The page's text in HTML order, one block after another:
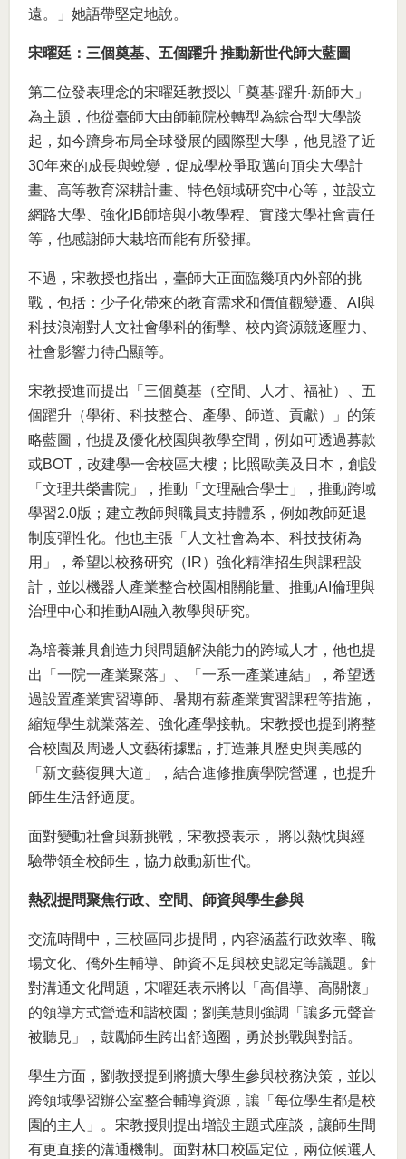
遠。」她語帶堅定地說。
宋曜廷：三個奠基、五個躍升 推動新世代師大藍圖
第二位發表理念的宋曜廷教授以「奠基‧躍升‧新師大」
為主題，他從臺師大由師範院校轉型為綜合型大學談
起，如今躋身布局全球發展的國際型大學，他見證了近
30年來的成長與蛻變，促成學校爭取邁向頂尖大學計
畫、高等教育深耕計畫、特色領域研究中心等，並設立
網路大學、強化IB師培與小教學程、實踐大學社會責任
等，他感謝師大栽培而能有所發揮。
不過，宋教授也指出，臺師大正面臨幾項內外部的挑
戰，包括：少子化帶來的教育需求和價值觀變遷、AI與
科技浪潮對人文社會學科的衝擊、校內資源競逐壓力、
社會影響力待凸顯等。
宋教授進而提出「三個奠基（空間、人才、福祉）、五
個躍升（學術、科技整合、產學、師道、貢獻）」的策
略藍圖，他提及優化校園與教學空間，例如可透過募款
或BOT，改建學一舍校區大樓；比照歐美及日本，創設
「文理共榮書院」，推動「文理融合學士」，推動跨域
學習2.0版；建立教師與職員支持體系，例如教師延退
制度彈性化。他也主張「人文社會為本、科技技術為
用」，希望以校務研究（IR）強化精準招生與課程設
計，並以機器人產業整合校園相關能量、推動AI倫理與
治理中心和推動AI融入教學與研究。
為培養兼具創造力與問題解決能力的跨域人才，他也提
出「一院一產業聚落」、「一系一產業連結」，希望透
過設置產業實習導師、暑期有薪產業實習課程等措施，
縮短學生就業落差、強化產學接軌。宋教授也提到將整
合校園及周邊人文藝術據點，打造兼具歷史與美感的
「新文藝復興大道」，結合進修推廣學院營運，也提升
師生生活舒適度。
面對變動社會與新挑戰，宋教授表示， 將以熱忱與經
驗帶領全校師生，協力啟動新世代。
熱烈提問聚焦行政、空間、師資與學生參與
交流時間中，三校區同步提問，內容涵蓋行政效率、職
場文化、僑外生輔導、師資不足與校史認定等議題。針
對溝通文化問題，宋曜廷表示將以「高倡導、高關懷」
的領導方式營造和諧校園；劉美慧則強調「讓多元聲音
被聽見」，鼓勵師生跨出舒適圈，勇於挑戰與對話。
學生方面，劉教授提到將擴大學生參與校務決策，並以
跨領域學習辦公室整合輔導資源，讓「每位學生都是校
園的主人」。宋教授則提出增設主題式座談，讓師生間
有更直接的溝通機制。面對林口校區定位，兩位候選人